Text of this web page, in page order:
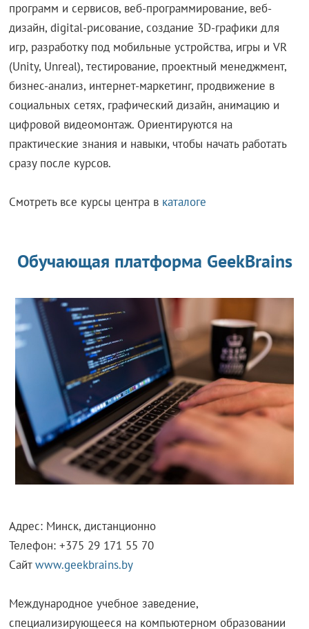
программ и сервисов, веб-программирование, веб-
дизайн, digital-рисование, создание 3D-графики для
игр, разработку под мобильные устройства, игры и VR
(Unity, Unreal), тестирование, проектный менеджмент,
бизнес-анализ, интернет-маркетинг, продвижение в
социальных сетях, графический дизайн, анимацию и
цифровой видеомонтаж. Ориентируются на
практические знания и навыки, чтобы начать работать
сразу после курсов.
Смотреть все курсы центра в каталоге
Обучающая платформа GeekBrains
Адрес: Минск, дистанционно
Телефон: +375 29 171 55 70
Сайтwww.geekbrains.by
Международное учебное заведение,
специализирующееся на компьютерном образовании